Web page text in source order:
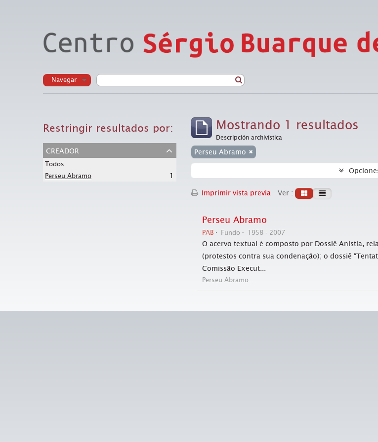
Navegar
Restringir resultados por:
creador
Todos
Perseu Abramo
1
Mostrando 1 resultados
Descripción archivística
Perseu Abramo
Imprimir vista previa Ver :
Perseu Abramo
PAB Fundo 1958 - 2007
O acervo textual é composto por Dossiê Anistia,
(protestos contra sua condenação); o dossiê
Comissão Execut...
Perseu Abramo